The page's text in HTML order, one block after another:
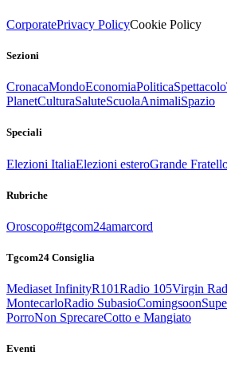
CorporatePrivacy PolicyCookie Policy
Sezioni
CronacaMondoEconomiaPoliticaSpettacolo
PlanetCulturaSaluteScuolaAnimaliSpazio
Speciali
Elezioni ItaliaElezioni esteroGrande
Rubriche
Oroscopo#tgcom24amarcord
Tgcom24 Consiglia
Mediaset InfinityR101Radio 105Virgin
MontecarloRadio SubasioComingsoon
PorroNon SprecareCotto e Mangiato
Eventi